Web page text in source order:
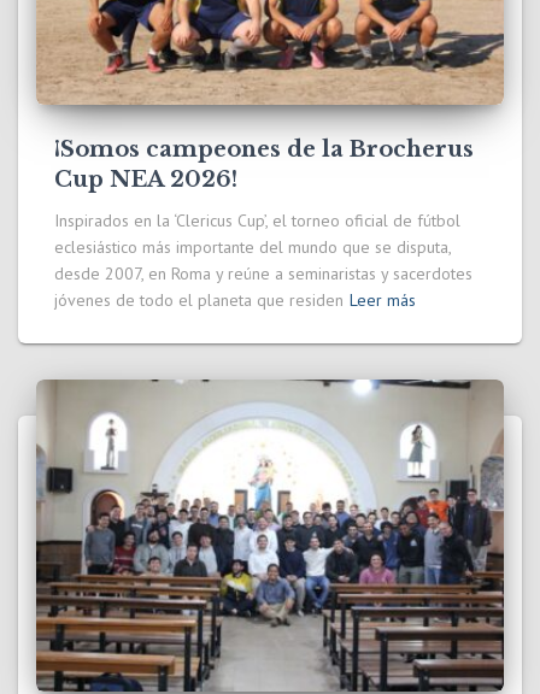
¡Somos campeones de la Brocherus
Cup NEA 2026!
Inspirados en la ‘Clericus Cup’, el torneo oficial de fútbol
eclesiástico más importante del mundo que se disputa,
desde 2007, en Roma y reúne a seminaristas y sacerdotes
jóvenes de todo el planeta que residen Leer más